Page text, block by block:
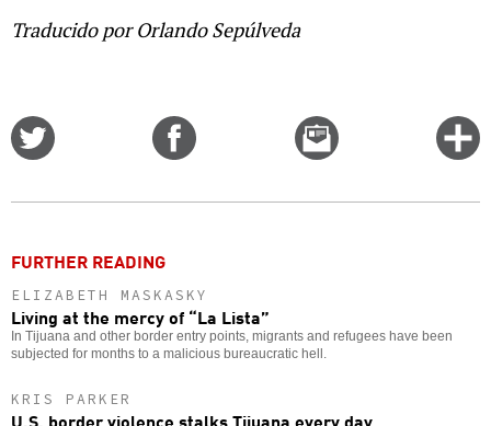
Traducido por Orlando Sepúlveda
Email
this
FURTHER READING
ELIZABETH MASKASKY
Living at the mercy of “La Lista”
In Tijuana and other border entry points, migrants and refugees have been
subjected for months to a malicious bureaucratic hell.
KRIS PARKER
U.S. border violence stalks Tijuana every day